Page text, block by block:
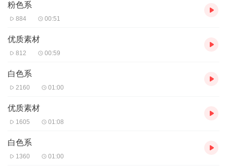
粉色系
884 00:51
优质素材
812 00:59
白色系
2160 01:00
优质素材
1605 01:08
白色系
1360 01:00